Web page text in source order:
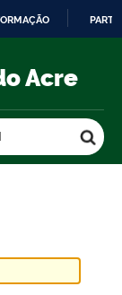
Acre
Buscar no portal